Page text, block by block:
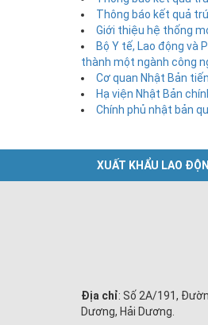
Thông báo kết quả
Giới thiệu hệ thống
Bộ Y tế, Lao động và
thành một ngành công
Cơ quan Nhật Bản
Hạ viện Nhật Bản
Chính phủ nhật bản
XUẤT KHẨU LAO
Địa chỉ: Số 2A/191,
Dương, Hải Dương.